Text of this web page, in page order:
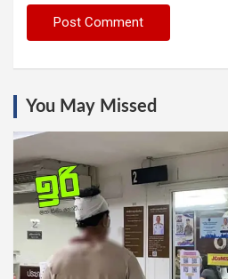
You May Missed